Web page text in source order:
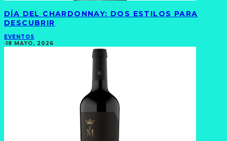
DÍA DEL CHARDONNAY: DOS ESTILOS PARA
DESCUBRIR
EVENTOS
·18 MAYO, 2026